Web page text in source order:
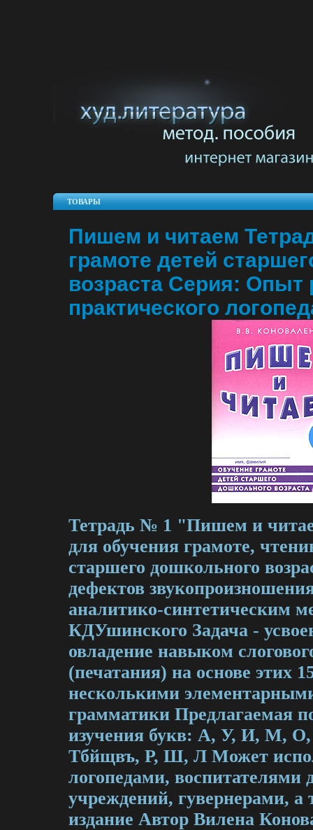
ТОВАРЫ
Пишем и читаем
грамоте детей
возраста Серия: Опыт
практического
Тетрадь № 1 "Пишем и
для обучения грамоте,
старшего дошкольного
дефектов
аналитико-синтетическим
КДУшинского Задача -
овладение навыком
(печатания) на основе этих
несколькими
грамматики Предлагаемая
изучения букв: А, У, И, М,
Тбйщвъ, Р, Ш, Л Может
логопедами,
учреждений, гувернерами, а
издание Автор Вилена